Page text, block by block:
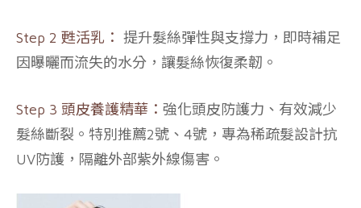
Step 2 甦活乳： 提升髮絲彈性與支撐力，即時補足
因曝曬而流失的水分，讓髮絲恢復柔韌。
Step 3 頭皮養護精華： 強化頭皮防護力、有效減少
髮絲斷裂。特別推薦2號、 4號 ，專為稀疏髮設計抗
UV防護 ，隔離外部紫外線傷害。